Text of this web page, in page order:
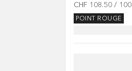
CHF 108.50 / 100
POINT ROUGE